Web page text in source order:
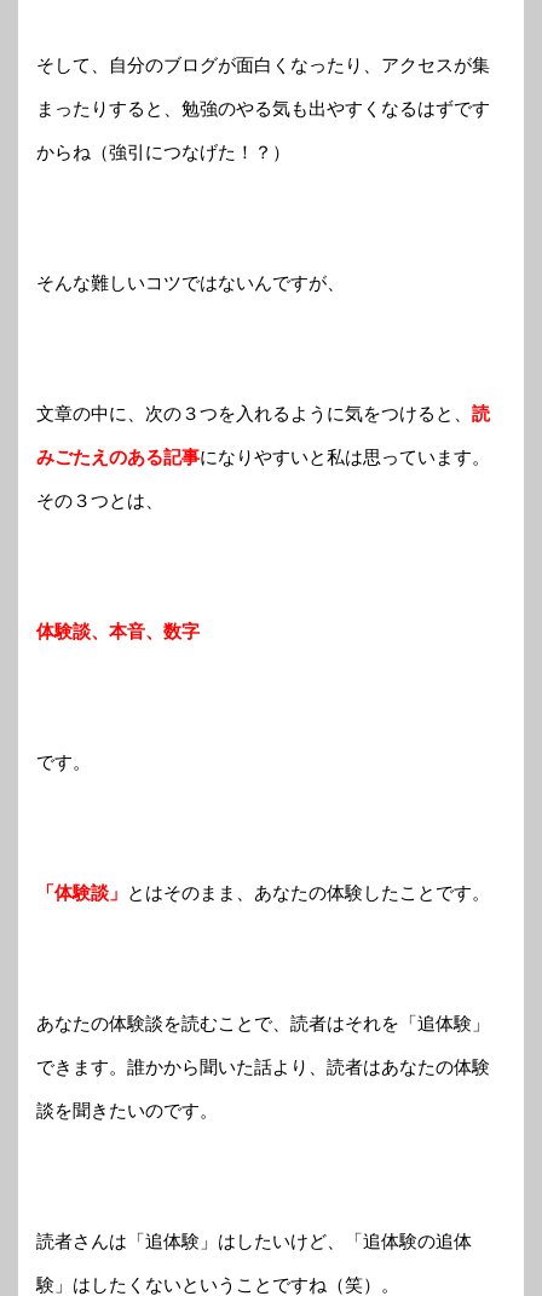
そして、自分のブログが面白くなったり、アクセスが集
まったりすると、勉強のやる気も出やすくなるはずです
からね（強引につなげた！？）
そんな難しいコツではないんですが、
文章の中に、次の３つを入れるように気をつけると、 読
みごたえのある記事になりやすいと私は思っています。
その３つとは、
体験談、本音、数字
です。
「体験談」 とはそのまま、あなたの体験したことです。
あなたの体験談を読むことで、読者はそれを「追体験」
できます。誰かから聞いた話より、読者はあなたの体験
談を聞きたいのです。
読者さんは「追体験」はしたいけど、「追体験の追体
験」はしたくないということですね（笑）。